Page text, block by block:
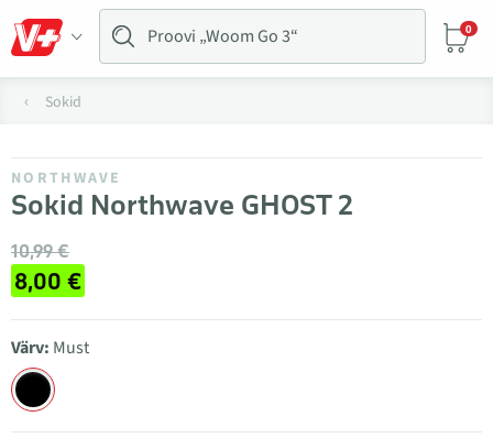
0
Sokid
NORTHWAVE
Sokid Northwave GHOST 2
10,99 €
8,00 €
Värv: Must